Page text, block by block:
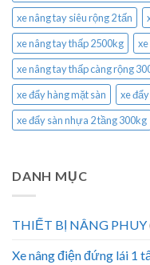
xe nâng tay siêu rộng 2 tấn
xe nâng tay thấp 2500kg
xe nâng tay thấp càng rộng
xe đẩy hàng mặt sàn
xe
xe đẩy sàn nhựa 2 tầng 300kg
DANH MỤC
THIẾT BỊ NÂNG PHUY
Xe nâng điện đứng lái 1